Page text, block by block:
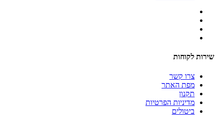
שירות לקוחות
צרו קשר
מפת האתר
תקנון
מדיניות הפרטיות
ביטולים